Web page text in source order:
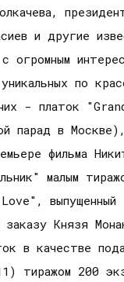
и другие
огромным
по
- платок
парад в
фильма
малым
выпущенный
заказу Князя
в качестве
тиражом 200